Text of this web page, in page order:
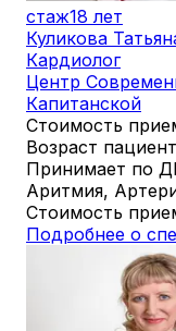
стаж18 лет
Куликова
Кардиолог
Центр
Капитанской
Стоимость
Возраст
Принимает по
Аритмия,
Стоимость
Подробнее о